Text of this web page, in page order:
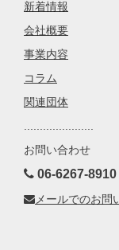
新着情報
会社概要
事業内容
コラム
関連団体
お問い合わせ
06-6267-8910
メールでのお問